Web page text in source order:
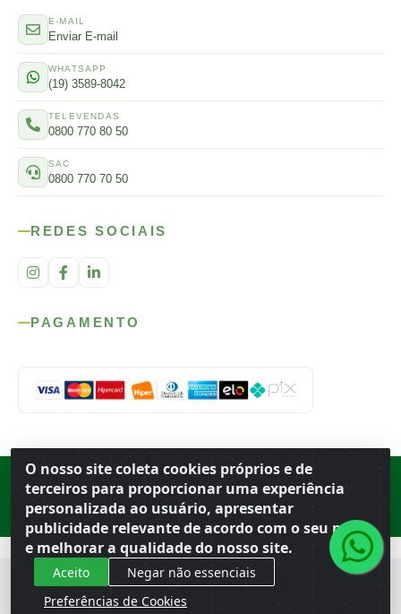
O nosso site coleta cookies próprios e de
terceiros para proporcionar uma experiência
personalizada ao usuário, apresentar
publicidade relevante de acordo com o seu perfil
e melhorar a qualidade do nosso site.
Aceito
Negar não essenciais
Preferências de Cookies
E-MAIL
Enviar E-mail
WHATSAPP
(19) 3589-8042
TELEVENDAS
0800 770 80 50
SAC
0800 770 70 50
REDES SOCIAIS
PAGAMENTO
Rod. SP-215, s/n, km 98 — Área Rural Porto Ferreira ·BR
· CEP
· CNPJ 56.679.863/0001-91
© 2026 Atacado Ideal